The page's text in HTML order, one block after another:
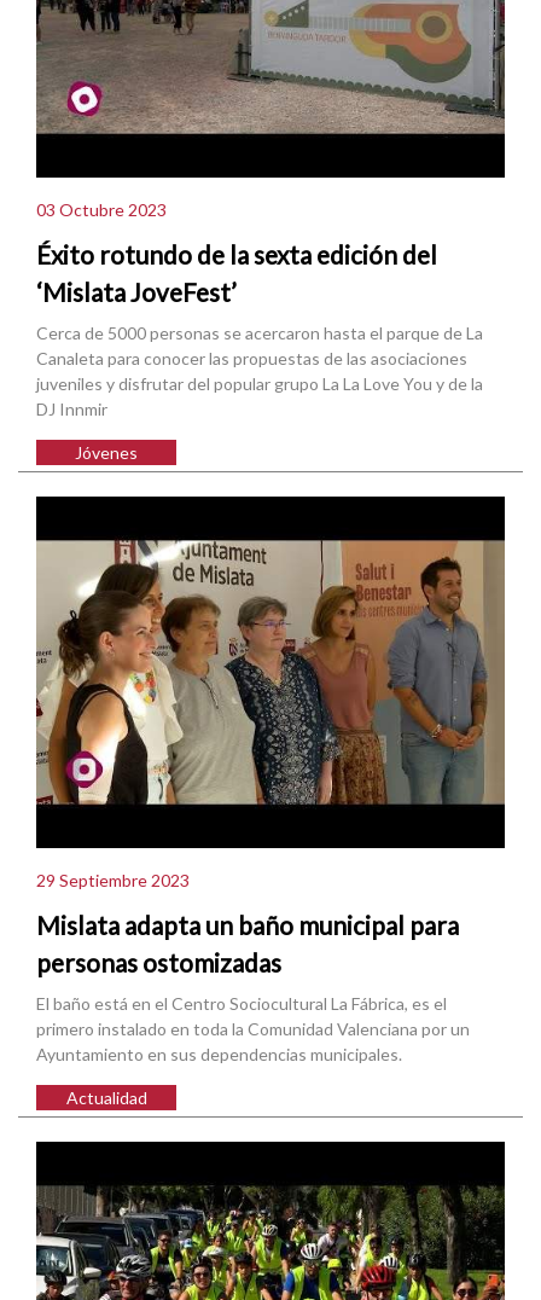
03 Octubre 2023
Éxito rotundo de la sexta edición del
‘Mislata JoveFest’
Cerca de 5000 personas se acercaron hasta el parque de La
Canaleta para conocer las propuestas de las asociaciones
juveniles y disfrutar del popular grupo La La Love You y de la
DJ Innmir
Jóvenes
29 Septiembre 2023
Mislata adapta un baño municipal para
personas ostomizadas
El baño está en el Centro Sociocultural La Fábrica, es el
primero instalado en toda la Comunidad Valenciana por un
Ayuntamiento en sus dependencias municipales.
Actualidad